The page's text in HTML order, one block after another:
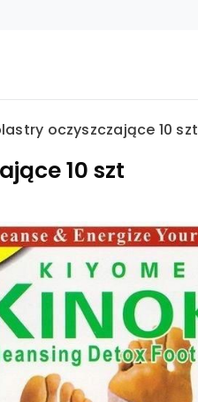
oczyszczające 10 szt
10 szt